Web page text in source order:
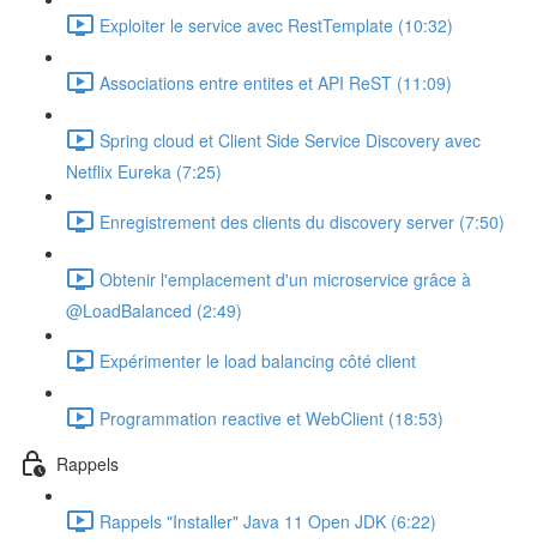
Exploiter le service avec RestTemplate (10:32)
Associations entre entites et API ReST (11:09)
Spring cloud et Client Side Service Discovery avec
Netflix Eureka (7:25)
Enregistrement des clients du discovery server (7:50)
Obtenir l'emplacement d'un microservice grâce à
@LoadBalanced (2:49)
Expérimenter le load balancing côté client
Programmation reactive et WebClient (18:53)
Rappels
Rappels "Installer" Java 11 Open JDK (6:22)